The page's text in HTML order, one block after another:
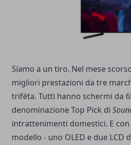
Siamo a un tiro. Nel mese
migliori prestazioni da tre
triféta. Tutti hanno schermi da
denominazione Top Pick di
intrattenimenti domestici. E con
modello - uno OLED e due